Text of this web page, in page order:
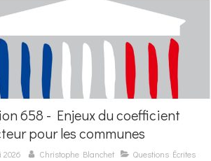
658 - Enjeux du coefficient
pour les communes
Christophe Blanchet Questions Écrites